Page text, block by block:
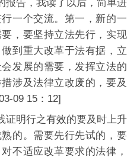
报告，我读了以后，简单进
一个交流。第一，新的一
，要坚持立法先行，实现
到重大改革于法有据，立
发展的需要，发挥立法的
涉及法律立改废的，要及
09 15：12]
证明行之有效的要及时上升
的。需要先行先试的，要
不适应改革要求的法律，